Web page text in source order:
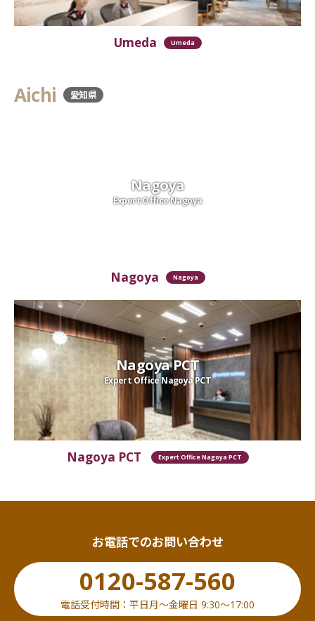
Umeda Umeda
Aichi 愛知県
Nagoya
Expert Office Nagoya
Nagoya Nagoya
Nagoya PCT
Expert Office Nagoya PCT
Nagoya PCT Expert Office Nagoya PCT
お電話でのお問い合わせ
0120-587-560
電話受付時間：平日月～金曜日 9:30～17:00